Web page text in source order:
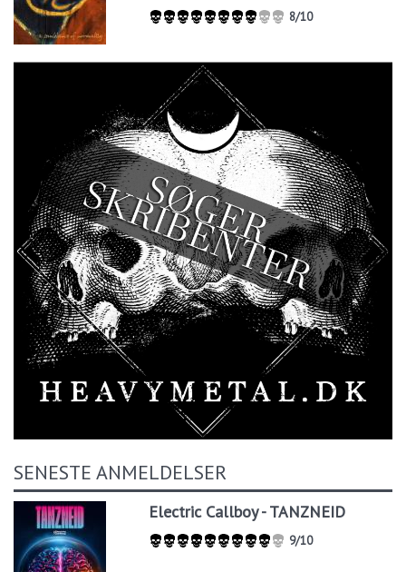
8/10
SENESTE ANMELDELSER
Electric Callboy - TANZNEID
9/10